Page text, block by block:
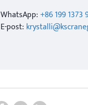
WhatsApp:+86 199 1373
E-post: